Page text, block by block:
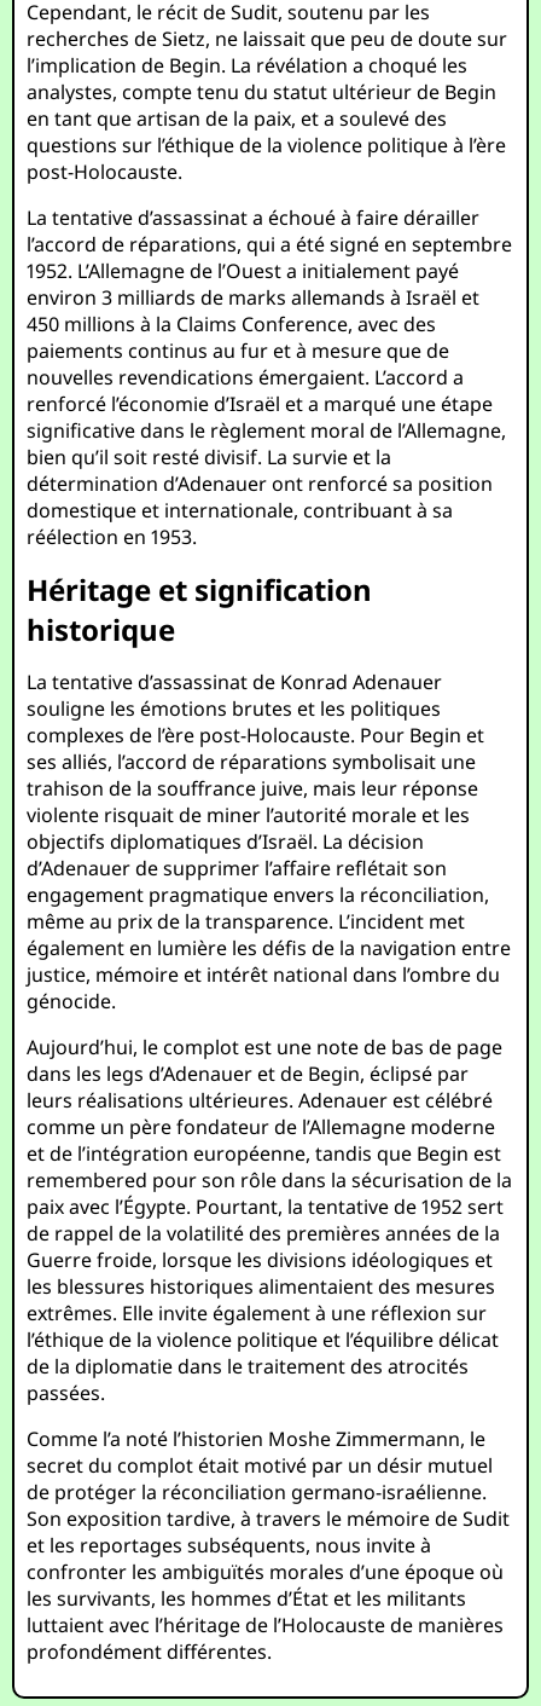
Cependant, le récit de Sudit, soutenu par les
recherches de Sietz, ne laissait que peu de doute sur
l’implication de Begin. La révélation a choqué les
analystes, compte tenu du statut ultérieur de Begin
en tant que artisan de la paix, et a soulevé des
questions sur l’éthique de la violence politique à l’ère
post-Holocauste.
La tentative d’assassinat a échoué à faire dérailler
l’accord de réparations, qui a été signé en septembre
1952. L’Allemagne de l’Ouest a initialement payé
environ 3 milliards de marks allemands à Israël et
450 millions à la Claims Conference, avec des
paiements continus au fur et à mesure que de
nouvelles revendications émergaient. L’accord a
renforcé l’économie d’Israël et a marqué une étape
significative dans le règlement moral de l’Allemagne,
bien qu’il soit resté divisif. La survie et la
détermination d’Adenauer ont renforcé sa position
domestique et internationale, contribuant à sa
réélection en 1953.
Héritage et signification
historique
La tentative d’assassinat de Konrad Adenauer
souligne les émotions brutes et les politiques
complexes de l’ère post-Holocauste. Pour Begin et
ses alliés, l’accord de réparations symbolisait une
trahison de la souffrance juive, mais leur réponse
violente risquait de miner l’autorité morale et les
objectifs diplomatiques d’Israël. La décision
d’Adenauer de supprimer l’affaire reflétait son
engagement pragmatique envers la réconciliation,
même au prix de la transparence. L’incident met
également en lumière les défis de la navigation entre
justice, mémoire et intérêt national dans l’ombre du
génocide.
Aujourd’hui, le complot est une note de bas de page
dans les legs d’Adenauer et de Begin, éclipsé par
leurs réalisations ultérieures. Adenauer est célébré
comme un père fondateur de l’Allemagne moderne
et de l’intégration européenne, tandis que Begin est
remembered pour son rôle dans la sécurisation de la
paix avec l’Égypte. Pourtant, la tentative de 1952 sert
de rappel de la volatilité des premières années de la
Guerre froide, lorsque les divisions idéologiques et
les blessures historiques alimentaient des mesures
extrêmes. Elle invite également à une réflexion sur
l’éthique de la violence politique et l’équilibre délicat
de la diplomatie dans le traitement des atrocités
passées.
Comme l’a noté l’historien Moshe Zimmermann, le
secret du complot était motivé par un désir mutuel
de protéger la réconciliation germano-israélienne.
Son exposition tardive, à travers le mémoire de Sudit
et les reportages subséquents, nous invite à
confronter les ambiguïtés morales d’une époque où
les survivants, les hommes d’État et les militants
luttaient avec l’héritage de l’Holocauste de manières
profondément différentes.